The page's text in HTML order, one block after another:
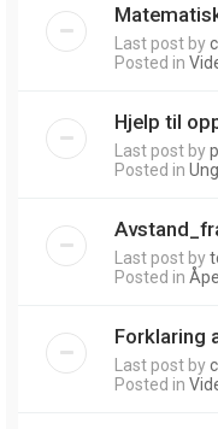
Last post by
Posted in
Hjelp til
Last post by
Posted in
Last post by
Posted in
Forklaring
Last post by
Posted in